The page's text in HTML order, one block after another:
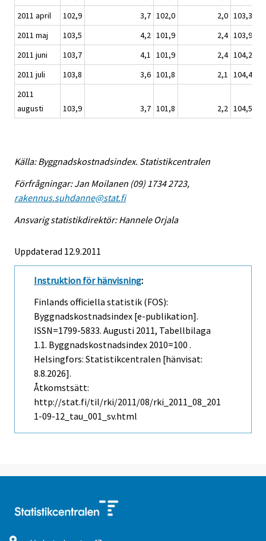
2011 april
102,9 3,7 102,0 2,0 103,3
2011 maj
103,5 4,2 101,9 2,4 103,9
2011 juni
103,7 4,1 101,9 2,4 104,2
2011 juli
103,8 3,6 101,8 2,1 104,4
2011
augusti
103,9 3,7 101,8 2,2 104,5
Källa: Byggnadskostnadsindex. Statistikcentralen
Förfrågningar: Jan Moilanen (09) 1734 2723,
rakennus.suhdanne@stat.fi
Ansvarig statistikdirektör: Hannele Orjala
Uppdaterad 12.9.2011
Instruktion för hänvisning:
Finlands officiella statistik (FOS):
Byggnadskostnadsindex [e-publikation].
ISSN=1799-5833. Augusti 2011, Tabellbilaga
1.1. Byggnadskostnadsindex 2010=100 .
Helsingfors: Statistikcentralen [hänvisat:
8.8.2026].
Åtkomstsätt:
http://stat.fi/til/rki/2011/08/rki_2011_08_201
1-09-12_tau_001_sv.html